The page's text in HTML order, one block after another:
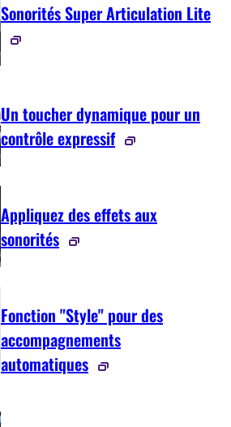
Sonorités Super Articulation Lite
Un toucher dynamique pour un
contrôle expressif
Appliquez des effets aux
sonorités
Fonction "Style" pour des
accompagnements
automatiques